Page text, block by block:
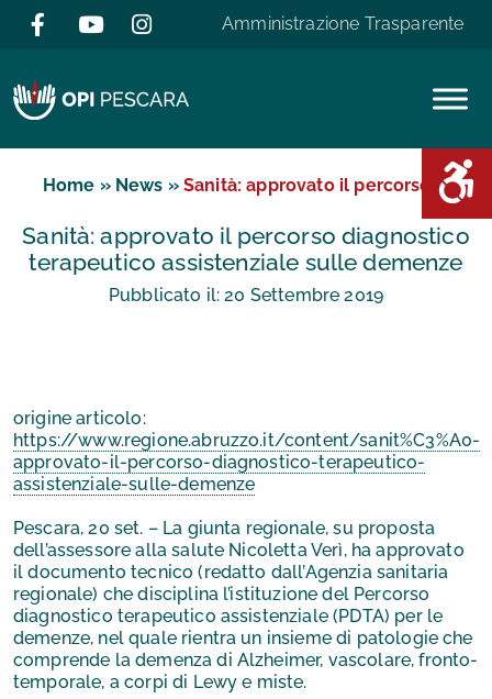
Salta al contenuto
Amministrazione Trasparente
Area
Home » News » Sanità: approvato il percorso ...
Sanità: approvato il percorso diagnostico
terapeutico assistenziale sulle demenze
Pubblicato il:20 Settembre 2019
origine articolo:
https://www.regione.abruzzo.it/content/sanit%C3%A0-
approvato-il-percorso-diagnostico-terapeutico-
assistenziale-sulle-demenze
Pescara, 20 set. – La giunta regionale, su proposta
dell’assessore alla salute Nicoletta Verì, ha approvato
il documento tecnico (redatto dall’Agenzia sanitaria
regionale) che disciplina l’istituzione del Percorso
diagnostico terapeutico assistenziale (PDTA) per le
demenze, nel quale rientra un insieme di patologie che
comprende la demenza di Alzheimer, vascolare, fronto-
temporale, a corpi di Lewy e miste.